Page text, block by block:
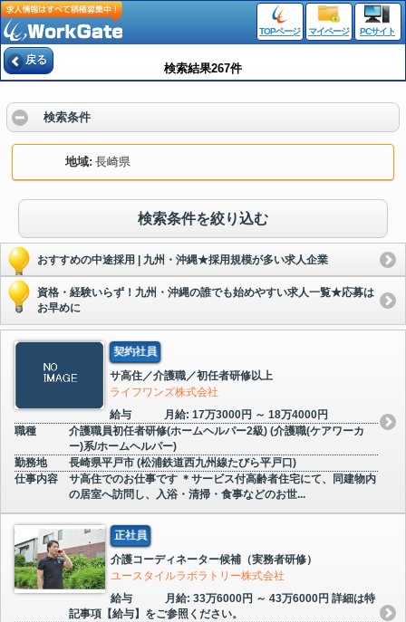
TOPページ マイページ PCサイト
戻る
検索結果267件
検索条件
地域 長崎県
検索条件を絞り込む
おすすめの中途採用 | 九州・沖縄★採用規模が多い求人企業
資格・経験いらず！九州・沖縄の誰でも始めやすい求人一覧★応募は
お早めに
契約社員
サ高住／介護職／初任者研修以上
ライフワンズ株式会社
給与
月給: 17万3000円 ～ 18万4000円
職種
介護職員初任者研修(ホームヘルパー2級) (介護職(ケアワーカ
ー)系/ホームヘルパー)
勤務地
長崎県平戸市 (松浦鉄道西九州線たびら平戸口)
仕事内容
サ高住でのお仕事です ＊サービス付高齢者住宅にて、同建物内
の居室へ訪問し、入浴・清掃・食事などのお世...
正社員
介護コーディネーター候補（実務者研修）
ユースタイルラボラトリー株式会社
給与
月給: 33万6000円 ～ 43万6000円 詳細は特
記事項【給与】をご参照ください。